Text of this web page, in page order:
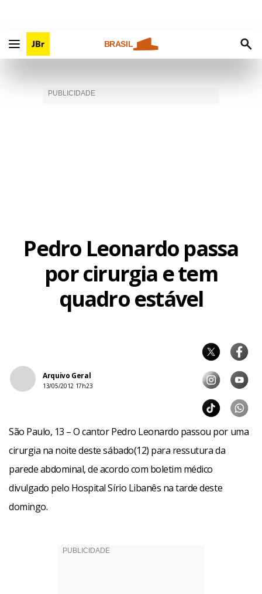
BRASIL
Pedro Leonardo passa
por cirurgia e tem
quadro estável
Arquivo Geral
13/05/2012 17h23
São Paulo, 13 – O cantor Pedro Leonardo passou por uma
cirurgia na noite deste sábado(12) para ressutura da
parede abdominal, de acordo com boletim médico
divulgado pelo Hospital Sírio Libanês na tarde deste
domingo.